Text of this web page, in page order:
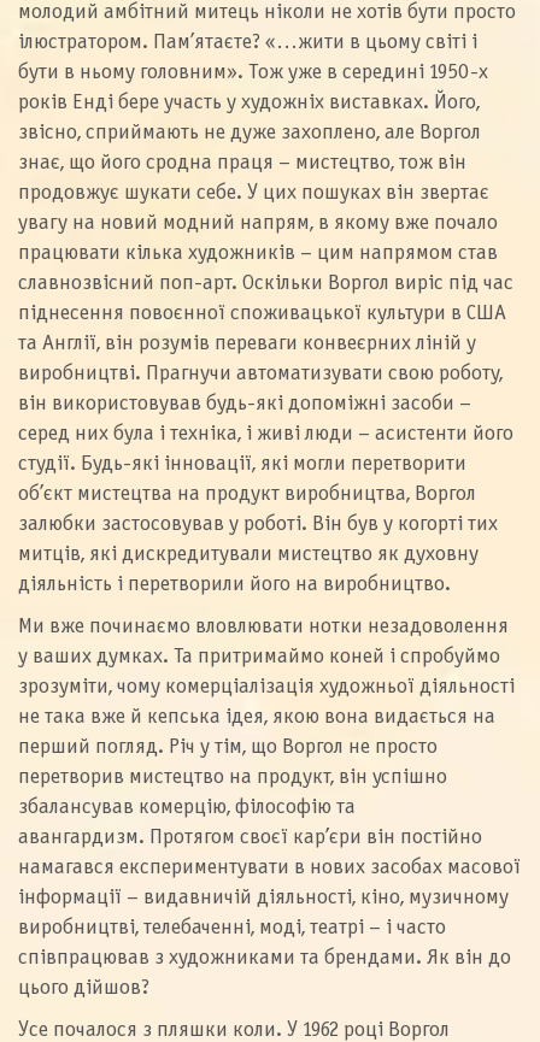
молодий амбітний митець ніколи не хотів бути просто
ілюстратором. Пам’ятаєте? «…жити в цьому світі і
бути в ньому головним». Тож уже в середині 1950-х
років Енді бере участь у художніх виставках. Його,
звісно, сприймають не дуже захоплено, але Воргол
знає, що його сродна праця – мистецтво, тож він
продовжує шукати себе. У цих пошуках він звертає
увагу на новий модний напрям, в якому вже почало
працювати кілька художників – цим напрямом став
славнозвісний поп-арт. Оскільки Воргол виріс під час
піднесення повоєнної споживацької культури в США
та Англії, він розумів переваги конвеєрних ліній у
виробництві. Прагнучи автоматизувати свою роботу,
він використовував будь-які допоміжні засоби –
серед них була і техніка, і живі люди – асистенти його
студії. Будь-які інновації, які могли перетворити
об’єкт мистецтва на продукт виробництва, Воргол
залюбки застосовував у роботі. Він був у когорті тих
митців, які дискредитували мистецтво як духовну
діяльність і перетворили його на виробництво.
Ми вже починаємо вловлювати нотки незадоволення
у ваших думках. Та притримаймо коней і спробуймо
зрозуміти, чому комерціалізація художньої діяльності
не така вже й кепська ідея, якою вона видається на
перший погляд. Річ у тім, що Воргол не просто
перетворив мистецтво на продукт, він успішно
збалансував комерцію, філософію та
авангардизм. Протягом своєї кар’єри він постійно
намагався експериментувати в нових засобах масової
інформації – видавничій діяльності, кіно, музичному
виробництві, телебаченні, моді, театрі – і часто
співпрацював з художниками та брендами. Як він до
цього дійшов?
Усе почалося з пляшки коли. У 1962 році Воргол